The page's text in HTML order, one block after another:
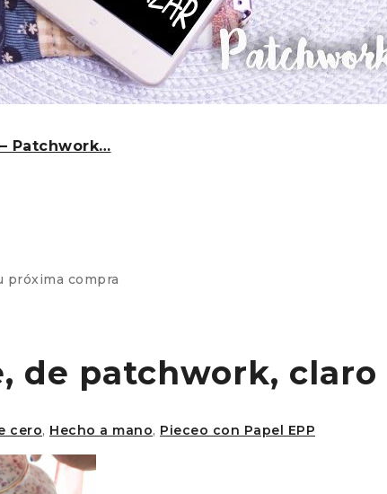
Patchwork…
próxima compra
de patchwork, claro
cero, Hecho a mano, Pieceo con Papel EPP